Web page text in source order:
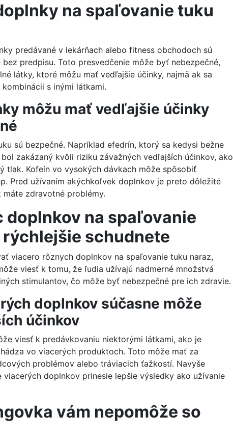
na spaľovanie tuku
predávané v lekárňach alebo fitness obchodoch sú
predpisu. Toto presvedčenie môže byť nebezpečné,
látky, ktoré môžu mať vedľajšie účinky, najmä ak sa
s inými látkami.
môžu mať vedľajšie účinky
sú bezpečné. Napríklad efedrín, ktorý sa kedysi bežne
zakázaný kvôli riziku závažných vedľajších účinkov, ako
tlak. Kofeín vo vysokých dávkach môže spôsobiť
Pred užívaním akýchkoľvek doplnkov je preto dôležité
zdravotné problémy.
doplnkov na spaľovanie
schudnete
viacero rôznych doplnkov na spaľovanie tuku naraz,
viesť k tomu, že ľudia užívajú nadmerné množstvá
stimulantov, čo môže byť nebezpečné pre ich zdravie.
doplnkov súčasne môže
účinkov
viesť k predávkovaniu niektorými látkami, ako je
vo viacerých produktoch. Toto môže mať za
problémov alebo tráviacich ťažkostí. Navyše
viacerých doplnkov prinesie lepšie výsledky ako užívanie
vám nepomôže so